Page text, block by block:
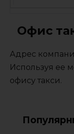
Офис
Адрес
Используя ее
офису такси.